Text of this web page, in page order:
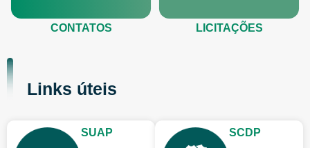
CONTATOS LICITAÇÕES
Links úteis
SUAP SCDP